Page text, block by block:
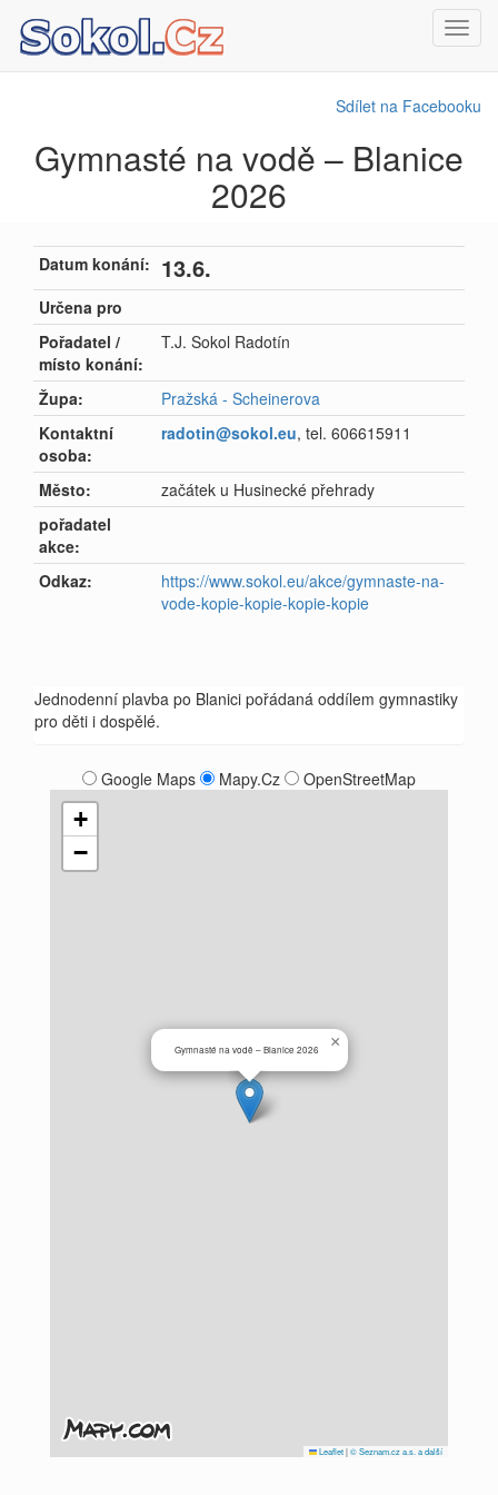
Sdílet na Facebooku
Gymnasté na vodě – Blanice
2026
Datum konání: 13.6.
Určena pro
Pořadatel /
místo konání:
T.J. Sokol Radotín
Župa:
Pražská - Scheinerova
Kontaktní
osoba:
radotin@sokol.eu, tel. 606615911
Město:
začátek u Husinecké přehrady
pořadatel
akce:
Odkaz:
https://www.sokol.eu/akce/gymnaste-na-
vode-kopie-kopie-kopie-kopie
Jednodenní plavba po Blanici pořádaná oddílem gymnastiky
pro děti i dospělé.
Google Maps Mapy.Cz OpenStreetMap
Gymnasté na vodě – Blanice 2026 ×
+
−
Leaflet|© Seznam.cz a.s. a další